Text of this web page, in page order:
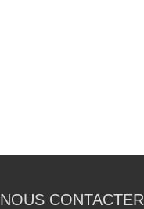
NOUS CONTACTER